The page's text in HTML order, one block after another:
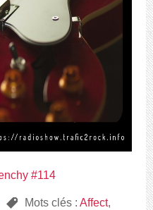
#114
, Mots clés : Affect,